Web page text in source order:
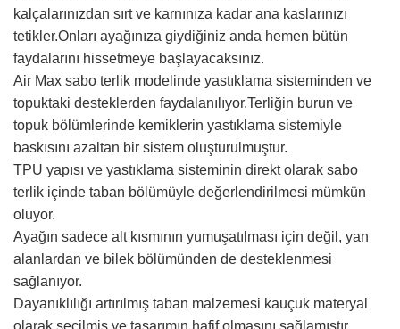
kalçalarınızdan sırt ve karnınıza kadar ana kaslarınızı
tetikler.Onları ayağınıza giydiğiniz anda hemen bütün
faydalarını hissetmeye başlayacaksınız.
Air Max sabo terlik modelinde yastıklama sisteminden ve
topuktaki desteklerden faydalanılıyor.Terliğin burun ve
topuk bölümlerinde kemiklerin yastıklama sistemiyle
baskısını azaltan bir sistem oluşturulmuştur.
TPU yapısı ve yastıklama sisteminin direkt olarak sabo
terlik içinde taban bölümüyle değerlendirilmesi mümkün
oluyor.
Ayağın sadece alt kısmının yumuşatılması için değil, yan
alanlardan ve bilek bölümünden de desteklenmesi
sağlanıyor.
Dayanıklılığı artırılmış taban malzemesi kauçuk materyal
olarak seçilmiş ve tasarımın hafif olmasını sağlamıştır.